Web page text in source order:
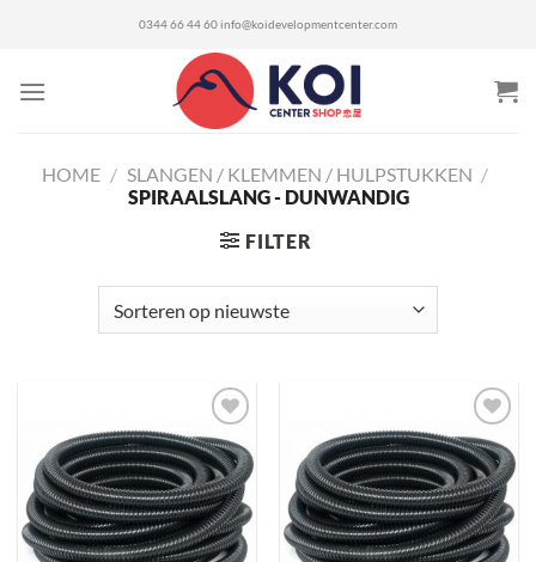
0344 66 44 60 info@koidevelopmentcenter.com
HOME / SLANGEN / KLEMMEN / HULPSTUKKEN /
SPIRAALSLANG - DUNWANDIG
FILTER
Toevoegen
aan
verlanglijst
Toevoegen
aan
verlanglijst